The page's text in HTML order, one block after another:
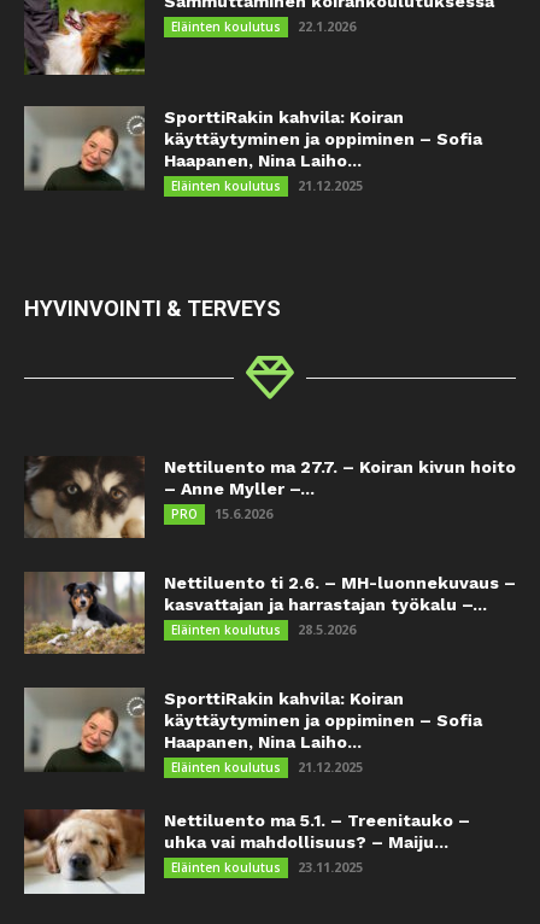
Eläinten koulutus 22.1.2026
SporttiRakin kahvila: Koiran
käyttäytyminen ja oppiminen – Sofia
Haapanen, Nina Laiho...
Eläinten koulutus 21.12.2025
HYVINVOINTI & TERVEYS
Nettiluento ma 27.7. – Koiran kivun hoito
– Anne Myller –...
PRO 15.6.2026
Nettiluento ti 2.6. – MH-luonnekuvaus –
kasvattajan ja harrastajan työkalu –...
Eläinten koulutus 28.5.2026
SporttiRakin kahvila: Koiran
käyttäytyminen ja oppiminen – Sofia
Haapanen, Nina Laiho...
Eläinten koulutus 21.12.2025
Nettiluento ma 5.1. – Treenitauko –
uhka vai mahdollisuus? – Maiju...
Eläinten koulutus 23.11.2025